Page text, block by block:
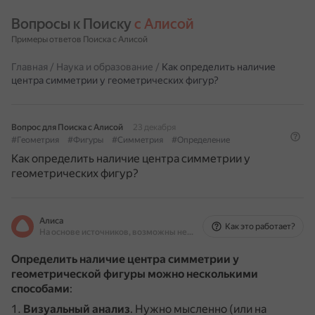
Вопросы к Поиску с Алисой
Примеры ответов Поиска с Алисой
Главная / Наука и образование / Как определить наличие
центра симметрии у геометрических фигур?
Вопрос для Поиска с Алисой
23 декабря
#Геометрия
#Фигуры #Симметрия #Определение
Как определить наличие центра симметрии у
геометрических фигур?
Алиса
На основе источников, возможны неточности
Как это работает?
Определить наличие центра симметрии у
геометрической фигуры можно несколькими
способами:
Визуальный анализ. Нужно мысленно (или на